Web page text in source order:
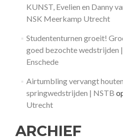
KUNST, Evelien en Danny
NSK Meerkamp Utrecht
Studententurnen groeit!
goed bezochte wedstrijden
Enschede
Airtumbling vervangt
springwedstrijden | NSTB
Utrecht
ARCHIEF